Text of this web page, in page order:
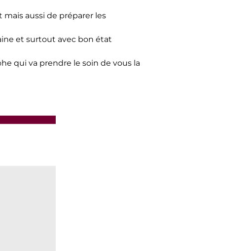
mais aussi de préparer les
et surtout avec bon état
qui va prendre le soin de vous la